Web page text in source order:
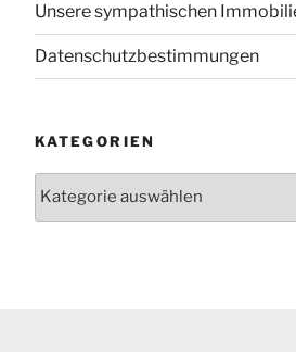
Unsere sympathischen
Datenschutzbestimmungen
KATEGORIEN